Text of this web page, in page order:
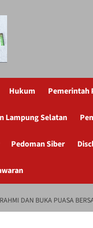
Hukum Pemerintah
Lampung Selatan
Pedoman Siber
DAN BUKA PUASA